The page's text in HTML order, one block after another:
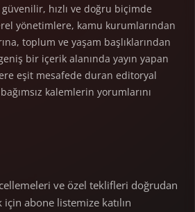
hızlı ve doğru biçimde
yönetimlere, kamu kurumlarından
toplum ve yaşam başlıklarından
bir içerik alanında yayın yapan
eşit mesafede duran editoryal
kalemlerin yorumlarını
ve özel teklifleri doğrudan
abone listemize katılın